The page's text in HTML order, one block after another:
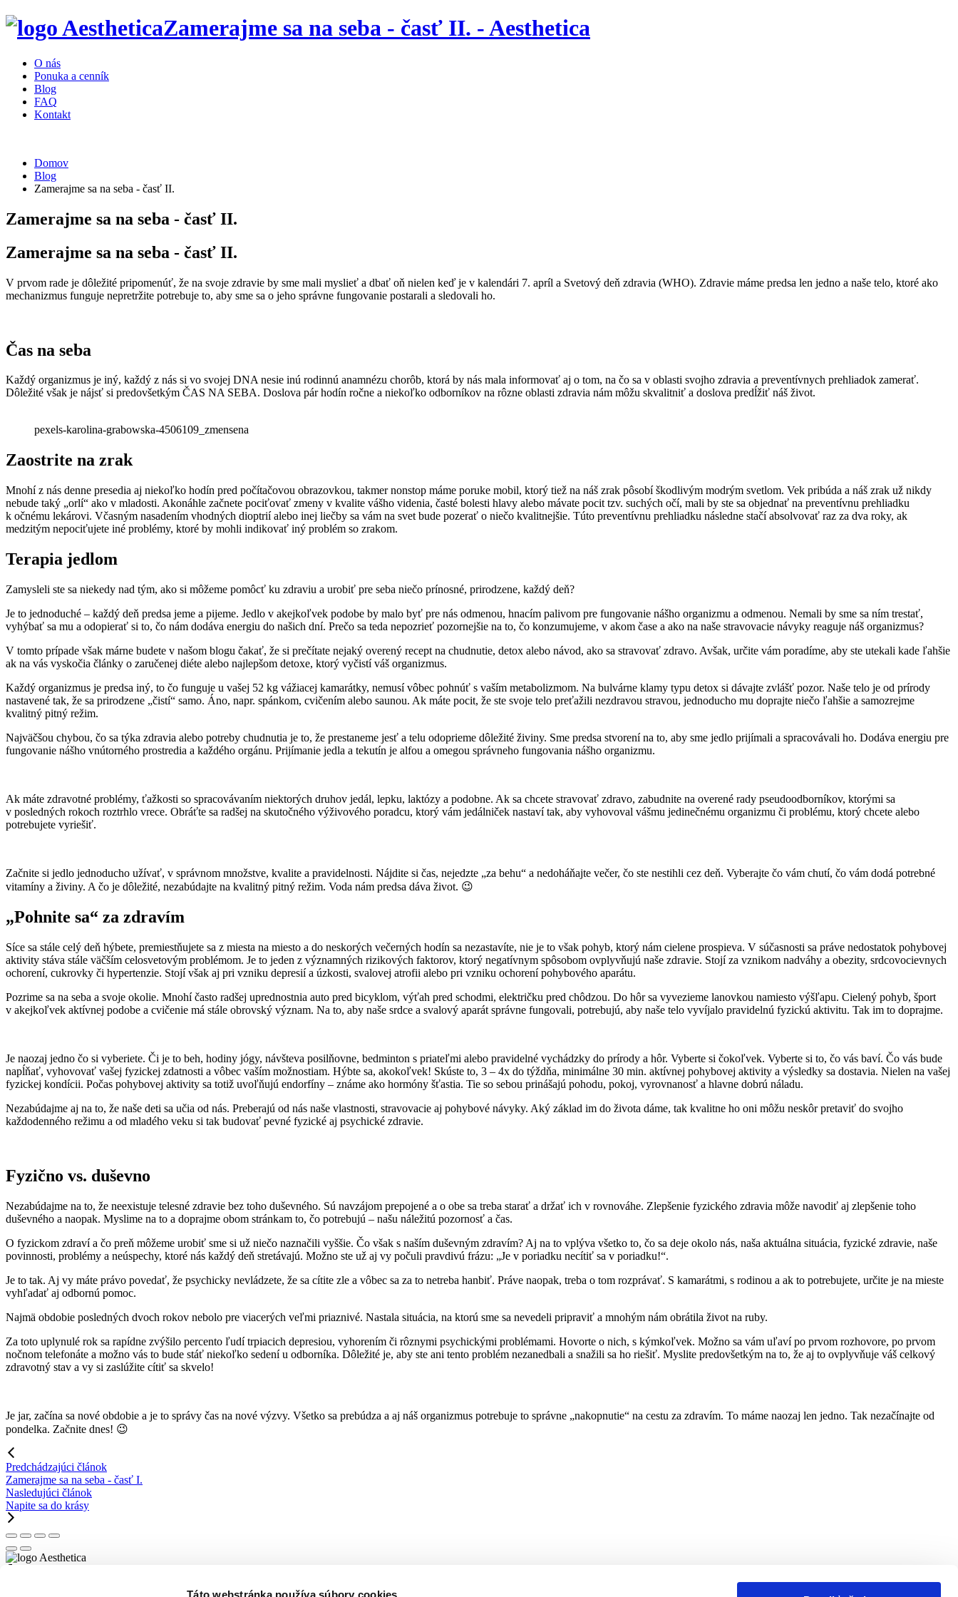
Táto webstránka používa súbory cookies
Zamerajme sa na seba - časť II. - Aesthetica
O nás
Ponuka a cenník
Blog
FAQ
Kontakt
Domov
Blog
Zamerajme sa na seba - časť II.
Zamerajme sa na seba - časť II.
Zamerajme sa na seba - časť II.
V prvom rade je dôležité pripomenúť, že na svoje zdravie by sme mali myslieť a dbať oň nielen keď je v kalendári 7. apríl a Svetový deň zdravia (WHO). Zdravie máme predsa len jedno a naše telo, ktoré ako
mechanizmus funguje nepretržite potrebuje to, aby sme sa o jeho správne fungovanie postarali a sledovali ho.
Čas na seba
Každý organizmus je iný, každý z nás si vo svojej DNA nesie inú rodinnú anamnézu chorôb, ktorá by nás mala informovať aj o tom, na čo sa v oblasti svojho zdravia a preventívnych prehliadok zamerať.
Dôležité však je nájsť si predovšetkým ČAS NA SEBA. Doslova pár hodín ročne a niekoľko odborníkov na rôzne oblasti zdravia nám môžu skvalitniť a doslova predĺžiť náš život.
pexels-karolina-grabowska-4506109_zmensena
Zaostrite na zrak
Mnohí z nás denne presedia aj niekoľko hodín pred počítačovou obrazovkou, takmer nonstop máme poruke mobil, ktorý tiež na náš zrak pôsobí škodlivým modrým svetlom. Vek pribúda a náš zrak už nikdy
nebude taký „orlí“ ako v mladosti. Akonáhle začnete pociťovať zmeny v kvalite vášho videnia, časté bolesti hlavy alebo mávate pocit tzv. suchých očí, mali by ste sa objednať na preventívnu prehliadku
k očnému lekárovi. Včasným nasadením vhodných dioptrií alebo inej liečby sa vám na svet bude pozerať o niečo kvalitnejšie. Túto preventívnu prehliadku následne stačí absolvovať raz za dva roky, ak
medzitým nepociťujete iné problémy, ktoré by mohli indikovať iný problém so zrakom.
Terapia jedlom
Zamysleli ste sa niekedy nad tým, ako si môžeme pomôcť ku zdraviu a urobiť pre seba niečo prínosné, prirodzene, každý deň?
Je to jednoduché – každý deň predsa jeme a pijeme. Jedlo v akejkoľvek podobe by malo byť pre nás odmenou, hnacím palivom pre fungovanie nášho organizmu a odmenou. Nemali by sme sa ním trestať,
vyhýbať sa mu a odopierať si to, čo nám dodáva energiu do našich dní. Prečo sa teda nepozrieť pozornejšie na to, čo konzumujeme, v akom čase a ako na naše stravovacie návyky reaguje náš organizmus?
V tomto prípade však márne budete v našom blogu čakať, že si prečítate nejaký overený recept na chudnutie, detox alebo návod, ako sa stravovať zdravo. Avšak, určite vám poradíme, aby ste utekali kade ľahšie
ak na vás vyskočia články o zaručenej diéte alebo najlepšom detoxe, ktorý vyčistí váš organizmus.
Každý organizmus je predsa iný, to čo funguje u vašej 52 kg vážiacej kamarátky, nemusí vôbec pohnúť s vaším metabolizmom. Na bulvárne klamy typu detox si dávajte zvlášť pozor. Naše telo je od prírody
nastavené tak, že sa prirodzene „čistí“ samo. Áno, napr. spánkom, cvičením alebo saunou. Ak máte pocit, že ste svoje telo preťažili nezdravou stravou, jednoducho mu doprajte niečo ľahšie a samozrejme
kvalitný pitný režim.
Najväčšou chybou, čo sa týka zdravia alebo potreby chudnutia je to, že prestaneme jesť a telu odoprieme dôležité živiny. Sme predsa stvorení na to, aby sme jedlo prijímali a spracovávali ho. Dodáva energiu pre
fungovanie nášho vnútorného prostredia a každého orgánu. Prijímanie jedla a tekutín je alfou a omegou správneho fungovania nášho organizmu.
Ak máte zdravotné problémy, ťažkosti so spracovávaním niektorých druhov jedál, lepku, laktózy a podobne. Ak sa chcete stravovať zdravo, zabudnite na overené rady pseudoodborníkov, ktorými sa
v posledných rokoch roztrhlo vrece. Obráťte sa radšej na skutočného výživového poradcu, ktorý vám jedálniček nastaví tak, aby vyhovoval vášmu jedinečnému organizmu či problému, ktorý chcete alebo
potrebujete vyriešiť.
Začnite si jedlo jednoducho užívať, v správnom množstve, kvalite a pravidelnosti. Nájdite si čas, nejedzte „za behu“ a nedoháňajte večer, čo ste nestihli cez deň. Vyberajte čo vám chutí, čo vám dodá potrebné
vitamíny a živiny. A čo je dôležité, nezabúdajte na kvalitný pitný režim. Voda nám predsa dáva život. 😉
„Pohnite sa“ za zdravím
Síce sa stále celý deň hýbete, premiestňujete sa z miesta na miesto a do neskorých večerných hodín sa nezastavíte, nie je to však pohyb, ktorý nám cielene prospieva. V súčasnosti sa práve nedostatok pohybovej
aktivity stáva stále väčším celosvetovým problémom. Je to jeden z významných rizikových faktorov, ktorý negatívnym spôsobom ovplyvňujú naše zdravie. Stojí za vznikom nadváhy a obezity, srdcovocievnych
ochorení, cukrovky či hypertenzie. Stojí však aj pri vzniku depresií a úzkosti, svalovej atrofii alebo pri vzniku ochorení pohybového aparátu.
Pozrime sa na seba a svoje okolie. Mnohí často radšej uprednostnia auto pred bicyklom, výťah pred schodmi, električku pred chôdzou. Do hôr sa vyvezieme lanovkou namiesto výšľapu. Cielený pohyb, šport
v akejkoľvek aktívnej podobe a cvičenie má stále obrovský význam. Na to, aby naše srdce a svalový aparát správne fungovali, potrebujú, aby naše telo vyvíjalo pravidelnú fyzickú aktivitu. Tak im to doprajme.
Je naozaj jedno čo si vyberiete. Či je to beh, hodiny jógy, návšteva posilňovne, bedminton s priateľmi alebo pravidelné vychádzky do prírody a hôr. Vyberte si čokoľvek. Vyberte si to, čo vás baví. Čo vás bude
napĺňať, vyhovovať vašej fyzickej zdatnosti a vôbec vaším možnostiam. Hýbte sa, akokoľvek! Skúste to, 3 – 4x do týždňa, minimálne 30 min. aktívnej pohybovej aktivity a výsledky sa dostavia. Nielen na vašej
fyzickej kondícii. Počas pohybovej aktivity sa totiž uvoľňujú endorfíny – známe ako hormóny šťastia. Tie so sebou prinášajú pohodu, pokoj, vyrovnanosť a hlavne dobrú náladu.
Nezabúdajme aj na to, že naše deti sa učia od nás. Preberajú od nás naše vlastnosti, stravovacie aj pohybové návyky. Aký základ im do života dáme, tak kvalitne ho oni môžu neskôr pretaviť do svojho
každodenného režimu a od mladého veku si tak budovať pevné fyzické aj psychické zdravie.
Fyzično vs. duševno
Nezabúdajme na to, že neexistuje telesné zdravie bez toho duševného. Sú navzájom prepojené a o obe sa treba starať a držať ich v rovnováhe. Zlepšenie fyzického zdravia môže navodiť aj zlepšenie toho
duševného a naopak. Myslime na to a doprajme obom stránkam to, čo potrebujú – našu náležitú pozornosť a čas.
O fyzickom zdraví a čo preň môžeme urobiť sme si už niečo naznačili vyššie. Čo však s naším duševným zdravím? Aj na to vplýva všetko to, čo sa deje okolo nás, naša aktuálna situácia, fyzické zdravie, naše
povinnosti, problémy a neúspechy, ktoré nás každý deň stretávajú. Možno ste už aj vy počuli pravdivú frázu: „Je v poriadku necítiť sa v poriadku!“.
Je to tak. Aj vy máte právo povedať, že psychicky nevládzete, že sa cítite zle a vôbec sa za to netreba hanbiť. Práve naopak, treba o tom rozprávať. S kamarátmi, s rodinou a ak to potrebujete, určite je na mieste
vyhľadať aj odbornú pomoc.
Najmä obdobie posledných dvoch rokov nebolo pre viacerých veľmi priaznivé. Nastala situácia, na ktorú sme sa nevedeli pripraviť a mnohým nám obrátila život na ruby.
Za toto uplynulé rok sa rapídne zvýšilo percento ľudí trpiacich depresiou, vyhorením či rôznymi psychickými problémami. Hovorte o nich, s kýmkoľvek. Možno sa vám uľaví po prvom rozhovore, po prvom
nočnom telefonáte a možno vás to bude stáť niekoľko sedení u odborníka. Dôležité je, aby ste ani tento problém nezanedbali a snažili sa ho riešiť. Myslite predovšetkým na to, že aj to ovplyvňuje váš celkový
zdravotný stav a vy si zaslúžite cítiť sa skvelo!
Je jar, začína sa nové obdobie a je to správy čas na nové výzvy. Všetko sa prebúdza a aj náš organizmus potrebuje to správne „nakopnutie“ na cestu za zdravím. To máme naozaj len jedno. Tak nezačínajte od
pondelka. Začnite dnes! 😉
Predchádzajúci článok
Zamerajme sa na seba - časť I.
Nasledujúci článok
Napite sa do krásy
© 2019 - 2026 Aesthetica. Všetky práva vyhradené.